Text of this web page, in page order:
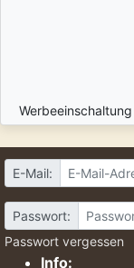
Werbeeinschaltung
E-Mail:
Passwort:
Passwort vergessen
Info: